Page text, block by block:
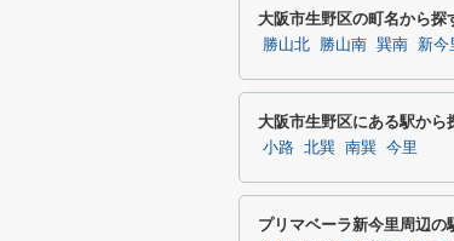
大阪市生野区の町名から探
勝山北 勝山南 巽南 新今
大阪市生野区にある駅から
小路 北巽 南巽 今里
プリマベーラ新今里周辺の